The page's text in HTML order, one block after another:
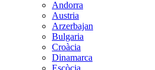
Andorra
Austria
Arzerbajan
Bulgaria
Croàcia
Dinamarca
Escòcia